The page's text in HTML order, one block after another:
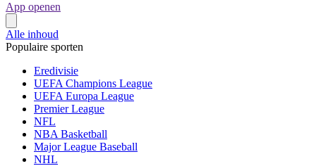
App openen
Alle inhoud
Populaire sporten
Eredivisie
UEFA Champions League
UEFA Europa League
Premier League
NFL
NBA Basketball
Major League Baseball
NHL